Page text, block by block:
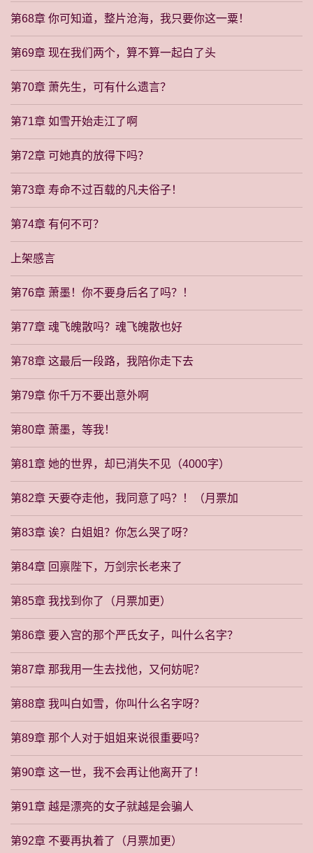
第68章 你可知道，整片沧海，我只要你这一粟！
第69章 现在我们两个，算不算一起白了头
第70章 萧先生，可有什么遗言？
第71章 如雪开始走江了啊
第72章 可她真的放得下吗？
第73章 寿命不过百载的凡夫俗子！
第74章 有何不可？
上架感言
第76章 萧墨！你不要身后名了吗？！
第77章 魂飞魄散吗？魂飞魄散也好
第78章 这最后一段路，我陪你走下去
第79章 你千万不要出意外啊
第80章 萧墨，等我！
第81章 她的世界，却已消失不见（4000字）
第82章 天要夺走他，我同意了吗？！（月票加
第83章 诶？白姐姐？你怎么哭了呀？
第84章 回禀陛下，万剑宗长老来了
第85章 我找到你了（月票加更）
第86章 要入宫的那个严氏女子，叫什么名字？
第87章 那我用一生去找他，又何妨呢？
第88章 我叫白如雪，你叫什么名字呀？
第89章 那个人对于姐姐来说很重要吗？
第90章 这一世，我不会再让他离开了！
第91章 越是漂亮的女子就越是会骗人
第92章 不要再执着了（月票加更）